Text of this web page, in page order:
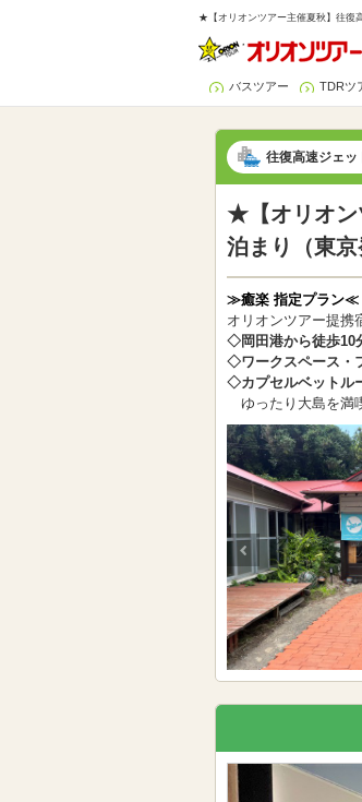
★【オリオンツアー主催夏秋】往復
バスツアー TDRツ
往復高速ジェッ
★【オリオン
泊まり（東京
≫癒楽 指定プラン≪
オリオンツアー提携
◇岡田港から徒歩10
◇ワークスペース・
◇カプセルベットル
ゆったり大島を満